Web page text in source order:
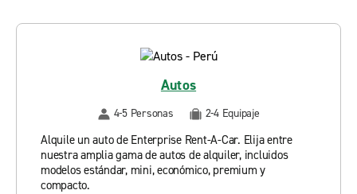
Autos
4-5 Personas 2-4 Equipaje
Alquile un auto de Enterprise Rent-A-Car. Elija entre
nuestra amplia gama de autos de alquiler, incluidos
modelos estándar, mini, económico, premium y
compacto.